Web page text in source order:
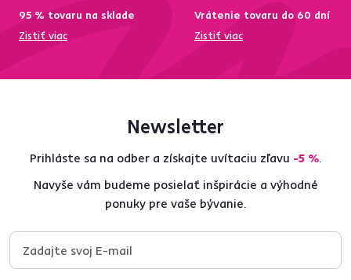
95 % tovaru na sklade
Zistiť viac
Vrátenie tovaru do 60 dní
Zistiť viac
Newsletter
Prihláste sa na odber a získajte uvítaciu zľavu -5 %.
Navyše vám budeme posielať inšpirácie a výhodné
ponuky pre vaše bývanie.